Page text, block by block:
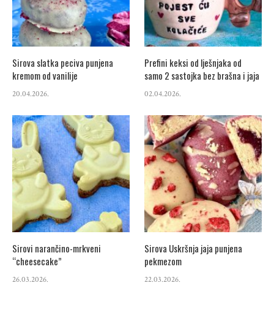
Sirova slatka peciva punjena
kremom od vanilije
20.04.2026.
Prefini keksi od lješnjaka od
samo 2 sastojka bez brašna i jaja
02.04.2026.
Sirovi narančino-mrkveni
“cheesecake”
26.03.2026.
Sirova Uskršnja jaja punjena
pekmezom
22.03.2026.